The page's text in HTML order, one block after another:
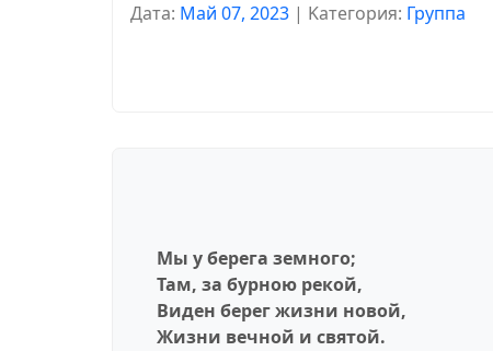
Дата: Май 07, 2023 | Kатегория: Группа
Мы у берега земного;
Там, за бурною рекой,
Виден берег жизни новой,
Жизни вечной и святой.